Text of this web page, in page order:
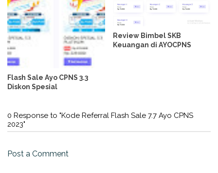
Flash Sale Ayo CPNS 3.3
Diskon Spesial
Review Bimbel SKB
Keuangan di AYOCPNS
0 Response to "Kode Referral Flash Sale 7.7 Ayo CPNS
2023"
Post a Comment